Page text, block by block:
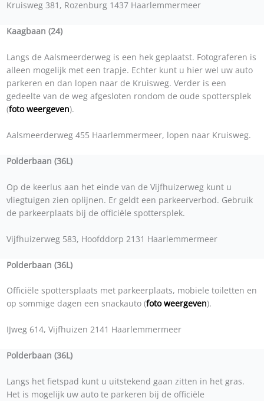
Kruisweg 381, Rozenburg 1437 Haarlemmermeer
Kaagbaan (24)
Langs de Aalsmeerderweg is een hek geplaatst. Fotograferen is
alleen mogelijk met een trapje. Echter kunt u hier wel uw auto
parkeren en dan lopen naar de Kruisweg. Verder is een
gedeelte van de weg afgesloten rondom de oude spottersplek
(foto weergeven).
Aalsmeerderweg 455 Haarlemmermeer, lopen naar Kruisweg.
Polderbaan (36L)
Op de keerlus aan het einde van de Vijfhuizerweg kunt u
vliegtuigen zien oplijnen. Er geldt een parkeerverbod. Gebruik
de parkeerplaats bij de officiële spottersplek.
Vijfhuizerweg 583, Hoofddorp 2131 Haarlemmermeer
Polderbaan (36L)
Officiële spottersplaats met parkeerplaats, mobiele toiletten en
op sommige dagen een snackauto (foto weergeven).
IJweg 614, Vijfhuizen 2141 Haarlemmermeer
Polderbaan (36L)
Langs het fietspad kunt u uitstekend gaan zitten in het gras.
Het is mogelijk uw auto te parkeren bij de officiële